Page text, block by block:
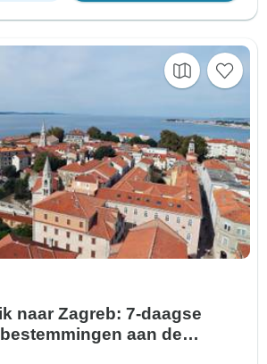
naar Zagreb: 7-daagse
aan de